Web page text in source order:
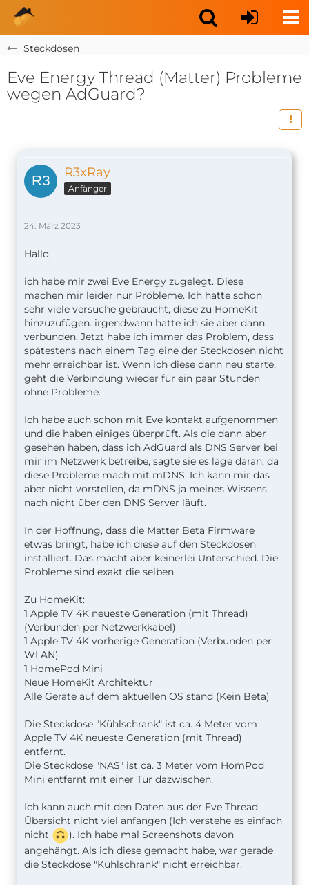
Steckdosen
Eve Energy Thread (Matter) Probleme
wegen AdGuard?
R3xRay
Anfänger
24. März 2023
Hallo,
ich habe mir zwei Eve Energy zugelegt. Diese
machen mir leider nur Probleme. Ich hatte schon
sehr viele versuche gebraucht, diese zu HomeKit
hinzuzufügen. irgendwann hatte ich sie aber dann
verbunden. Jetzt habe ich immer das Problem, dass
spätestens nach einem Tag eine der Steckdosen nicht
mehr erreichbar ist. Wenn ich diese dann neu starte,
geht die Verbindung wieder für ein paar Stunden
ohne Probleme.
Ich habe auch schon mit Eve kontakt aufgenommen
und die haben einiges überprüft. Als die dann aber
gesehen haben, dass ich AdGuard als DNS Server bei
mir im Netzwerk betreibe, sagte sie es läge daran, da
diese Probleme mach mit mDNS. Ich kann mir das
aber nicht vorstellen, da mDNS ja meines Wissens
nach nicht über den DNS Server läuft.
In der Hoffnung, dass die Matter Beta Firmware
etwas bringt, habe ich diese auf den Steckdosen
installiert. Das macht aber keinerlei Unterschied. Die
Probleme sind exakt die selben.
Zu HomeKit:
1 Apple TV 4K neueste Generation (mit Thread)
(Verbunden per Netzwerkkabel)
1 Apple TV 4K vorherige Generation (Verbunden per
WLAN)
1 HomePod Mini
Neue HomeKit Architektur
Alle Geräte auf dem aktuellen OS stand (Kein Beta)
Die Steckdose "Kühlschrank" ist ca. 4 Meter vom
Apple TV 4K neueste Generation (mit Thread)
entfernt.
Die Steckdose "NAS" ist ca. 3 Meter vom HomPod
Mini entfernt mit einer Tür dazwischen.
Ich kann auch mit den Daten aus der Eve Thread
Übersicht nicht viel anfangen (Ich verstehe es einfach
nicht
). Ich habe mal Screenshots davon
angehängt. Als ich diese gemacht habe, war gerade
die Steckdose "Kühlschrank" nicht erreichbar.